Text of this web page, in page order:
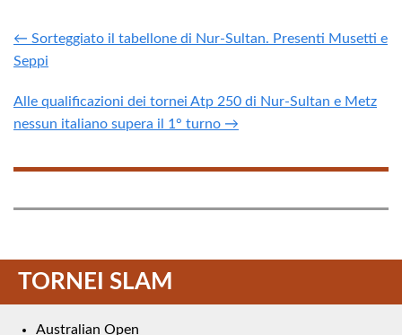
← Sorteggiato il tabellone di Nur-Sultan. Presenti Musetti e
Seppi
Alle qualificazioni dei tornei Atp 250 di Nur-Sultan e Metz
nessun italiano supera il 1° turno →
TORNEI SLAM
Australian Open